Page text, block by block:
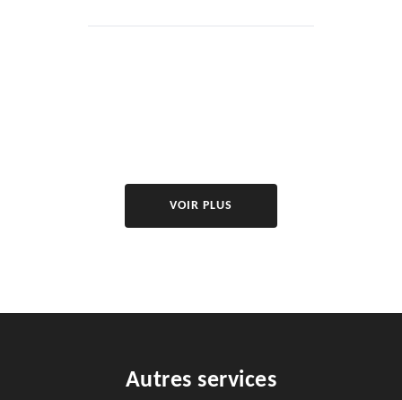
VOIR PLUS
Autres services